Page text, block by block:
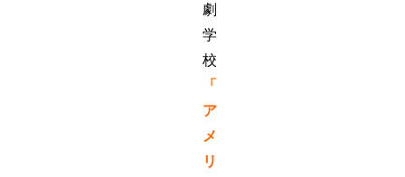
劇
学
校
「
ア
メ
リ